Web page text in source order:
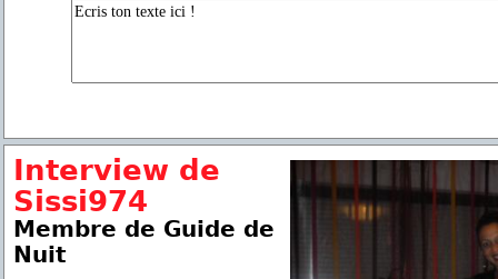
Interview de
Sissi974
Membre de Guide de
Nuit